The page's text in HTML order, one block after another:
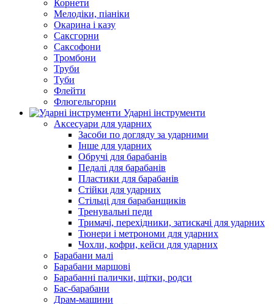
Корнети
Мелодіки, піаніки
Окарина і казу
Саксгорни
Саксофони
Тромбони
Труби
Туби
Флейти
Флюгельгорни
Ударні інструменти
Аксесуари для ударних
Засоби по догляду за ударними
Інше для ударних
Обручі для барабанів
Педалі для барабанів
Пластики для барабанів
Стійки для ударних
Стільці для барабанщиків
Тренувальні педи
Тримачі, перехідники, затискачі для ударних
Тюнери і метрономи для ударних
Чохли, кофри, кейси для ударних
Барабани малі
Барабани маршові
Барабанні палички, щітки, родси
Бас-барабани
Драм-машини